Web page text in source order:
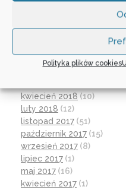
Polityka plików cookies
lipiec 2018(1)
kwiecień 2018(10)
luty 2018 (12)
listopad 2017 (51)
październik 2017 (15)
wrzesień 2017 (8)
lipiec 2017 (1)
maj 2017 (16)
kwiecień 2017 (1)